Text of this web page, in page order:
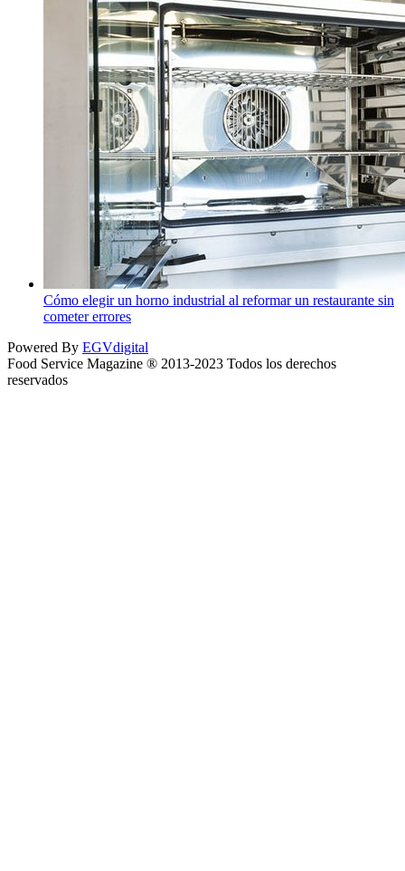
Cómo elegir un horno industrial al reformar un restaurante sin
cometer errores
Powered By EGVdigital
Food Service Magazine ® 2013-2023 Todos los derechos
reservados